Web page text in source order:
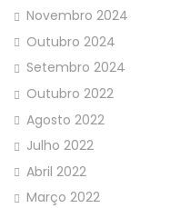
Novembro 2024
Outubro 2024
Setembro 2024
Outubro 2022
Agosto 2022
Julho 2022
Abril 2022
Março 2022